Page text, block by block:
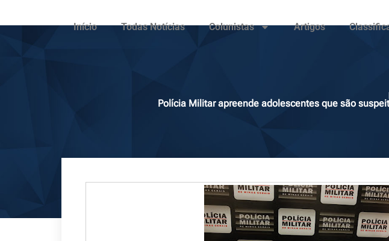
Início Todas Notícias Colunistas Artigos
Polícia Militar apreende adolescentes que são